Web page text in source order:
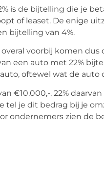
is de bijtelling die je
of leaset. De enige
bijtelling van 4%.
voorbij komen
een auto met 22%
oftewel wat de
€10.000,-. 22%
tel je dit bedrag bij je
ondernemers zien de